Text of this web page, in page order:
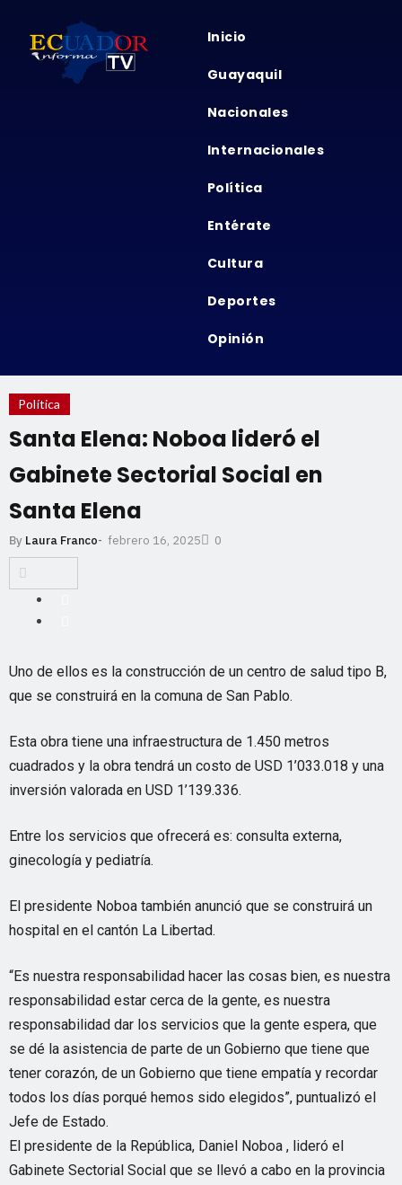
Inicio
Guayaquil
Nacionales
Internacionales
Política
Entérate
Cultura
Deportes
Opinión
Política
Santa Elena: Noboa lideró el
Gabinete Sectorial Social en
Santa Elena
By Laura Franco- febrero 16, 2025 0
Uno de ellos es la construcción de un centro de salud tipo B,
que se construirá en la comuna de San Pablo.
Esta obra tiene una infraestructura de 1.450 metros
cuadrados y la obra tendrá un costo de USD 1’033.018 y una
inversión valorada en USD 1’139.336.
Entre los servicios que ofrecerá es: consulta externa,
ginecología y pediatría.
El presidente Noboa también anunció que se construirá un
hospital en el cantón La Libertad.
“Es nuestra responsabilidad hacer las cosas bien, es nuestra
responsabilidad estar cerca de la gente, es nuestra
responsabilidad dar los servicios que la gente espera, que
se dé la asistencia de parte de un Gobierno que tiene que
tener corazón, de un Gobierno que tiene empatía y recordar
todos los días porqué hemos sido elegidos”, puntualizó el
Jefe de Estado.
El presidente de la República, Daniel Noboa , lideró el
Gabinete Sectorial Social que se llevó a cabo en la provincia